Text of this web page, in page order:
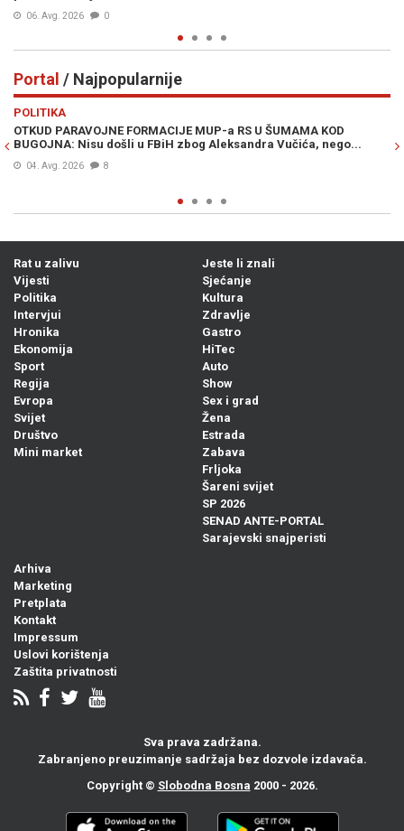
06. Avg. 2026 0
Portal / Najpopularnije
POLITIKA
OTKUD PARAVOJNE FORMACIJE MUP-a RS U ŠUMAMA KOD
BUGOJNA: Nisu došli u FBiH zbog Aleksandra Vučića, nego...
04. Avg. 2026 8
Rat u zalivu
Vijesti
Politika
Intervjui
Hronika
Ekonomija
Sport
Regija
Evropa
Svijet
Društvo
Mini market
Jeste li znali
Sjećanje
Kultura
Zdravlje
Gastro
HiTec
Auto
Show
Sex i grad
Žena
Estrada
Zabava
Frljoka
Šareni svijet
SP 2026
SENAD ANTE-PORTAL
Sarajevski snajperisti
Arhiva
Marketing
Pretplata
Kontakt
Impressum
Uslovi korištenja
Zaštita privatnosti
Sva prava zadržana.
Zabranjeno preuzimanje sadržaja bez dozvole izdavača.
Copyright © Slobodna Bosna 2000 - 2026.